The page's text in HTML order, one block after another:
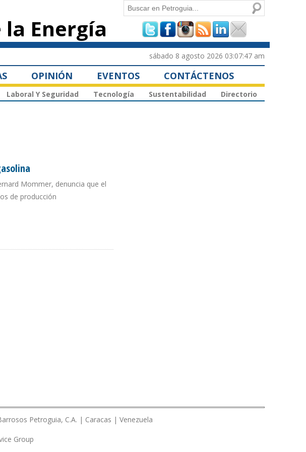
la Energía
Formulario de
búsqueda
Buscar
sábado 8 agosto 2026 03:07:47 am
OPINIÓN EVENTOS CONTÁCTENOS
Laboral Y Seguridad Tecnología Sustentabilidad Directorio
Mommer, denuncia que el
de producción
Petroguia, C.A. | Caracas | Venezuela
Group